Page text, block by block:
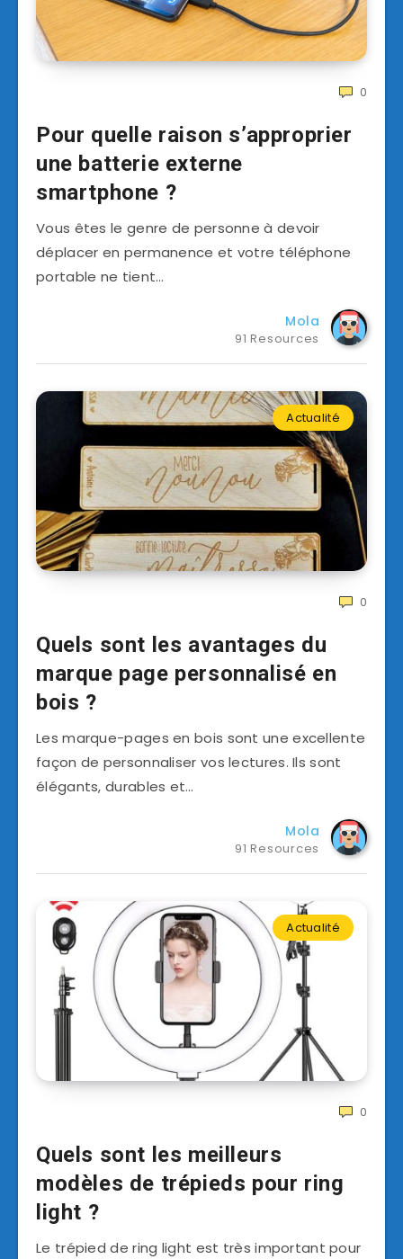
0
Pour quelle raison s’approprier
une batterie externe
smartphone ?
Vous êtes le genre de personne à devoir
déplacer en permanence et votre téléphone
portable ne tient…
Mola
91 Resources
Actualité
0
Quels sont les avantages du
marque page personnalisé en
bois ?
Les marque-pages en bois sont une excellente
façon de personnaliser vos lectures. Ils sont
élégants, durables et…
Mola
91 Resources
Actualité
0
Quels sont les meilleurs
modèles de trépieds pour ring
light ?
Le trépied de ring light est très important pour